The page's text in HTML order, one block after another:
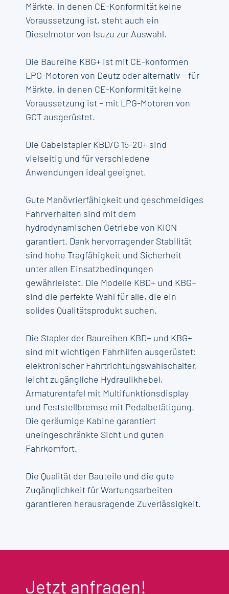
Märkte, in denen CE-Konformität keine
Voraussetzung ist, steht auch ein
Dieselmotor von Isuzu zur Auswahl.
Die Baureihe KBG+ ist mit CE-konformen
LPG-Motoren von Deutz oder alternativ – für
Märkte, in denen CE-Konformität keine
Voraussetzung ist – mit LPG-Motoren von
GCT ausgerüstet.
Die Gabelstapler KBD/G 15-20+ sind
vielseitig und für verschiedene
Anwendungen ideal geeignet.
Gute Manövrierfähigkeit und geschmeidiges
Fahrverhalten sind mit dem
hydrodynamischen Getriebe von KION
garantiert. Dank hervorragender Stabilität
sind hohe Tragfähigkeit und Sicherheit
unter allen Einsatzbedingungen
gewährleistet. Die Modelle KBD+ und KBG+
sind die perfekte Wahl für alle, die ein
solides Qualitätsprodukt suchen.
Die Stapler der Baureihen KBD+ und KBG+
sind mit wichtigen Fahrhilfen ausgerüstet:
elektronischer Fahrtrichtungswahlschalter,
leicht zugängliche Hydraulikhebel,
Armaturentafel mit Multifunktionsdisplay
und Feststellbremse mit Pedalbetätigung.
Die geräumige Kabine garantiert
uneingeschränkte Sicht und guten
Fahrkomfort.
Die Qualität der Bauteile und die gute
Zugänglichkeit für Wartungsarbeiten
garantieren herausragende Zuverlässigkeit.
Jetzt anfragen!